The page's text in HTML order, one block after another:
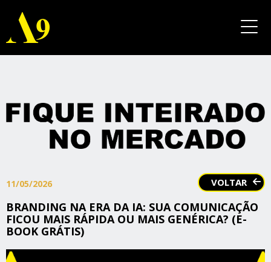
VOLTAR
11/05/2026
BRANDING NA ERA DA IA: SUA COMUNICAÇÃO
FICOU MAIS RÁPIDA OU MAIS GENÉRICA? (E-
BOOK GRÁTIS)